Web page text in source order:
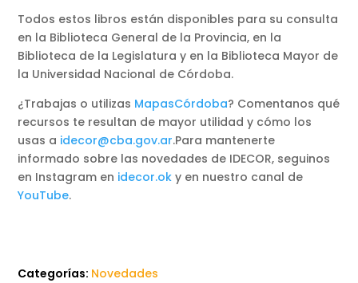
Todos estos libros están disponibles para su consulta
en la Biblioteca General de la Provincia, en la
Biblioteca de la Legislatura y en la Biblioteca Mayor de
la Universidad Nacional de Córdoba.
¿Trabajas o utilizas MapasCórdoba? Comentanos qué
recursos te resultan de mayor utilidad y cómo los
usas a idecor@cba.gov.ar.Para mantenerte
informado sobre las novedades de IDECOR, seguinos
en Instagram en idecor.ok y en nuestro canal de
YouTube.
Categorías: Novedades